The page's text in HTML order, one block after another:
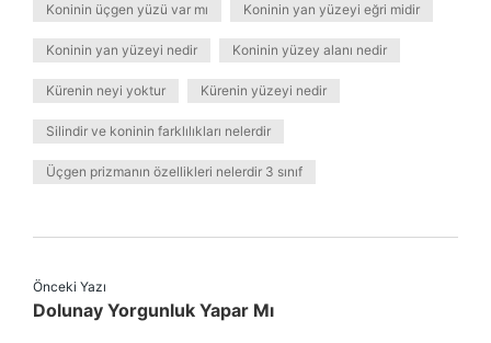
Koninin üçgen yüzü var mı Koninin yan yüzeyi eğri midir
Koninin yan yüzeyi nedir Koninin yüzey alanı nedir
Kürenin neyi yoktur Kürenin yüzeyi nedir
Silindir ve koninin farklılıkları nelerdir
Üçgen prizmanın özellikleri nelerdir 3 sınıf
Önceki Yazı
Dolunay Yorgunluk Yapar Mı